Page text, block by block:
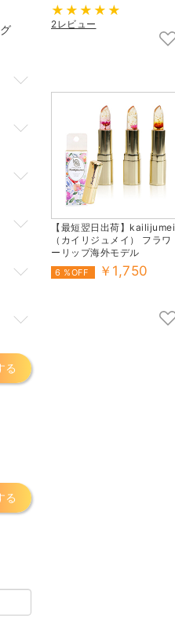
る
る
2レビュー
【最短翌日出荷】kailijumei
（カイリジュメイ） フラワ
ーリップ海外モデル
6 %OFF ￥1,750